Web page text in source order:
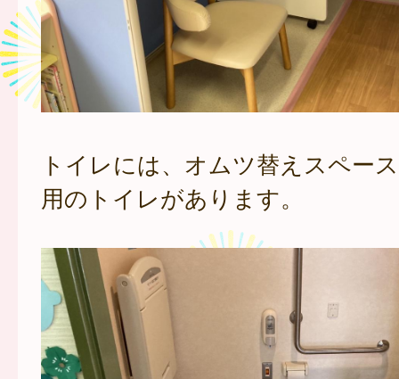
トイレには、オムツ替えスペー
用のトイレがあります。